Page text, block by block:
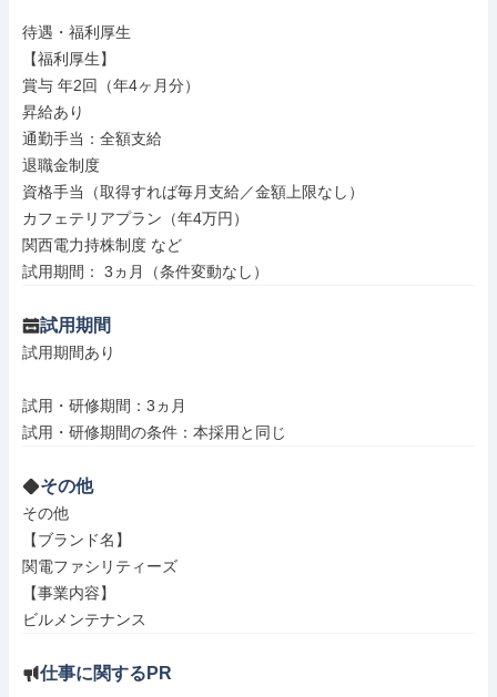
待遇・福利厚生
【福利厚生】
賞与 年2回（年4ヶ月分）
昇給あり
通勤手当：全額支給
退職金制度
資格手当（取得すれば毎月支給／金額上限なし）
カフェテリアプラン（年4万円）
関西電力持株制度 など
試用期間： 3ヵ月（条件変動なし）
試用期間
試用期間あり
試用・研修期間：3ヵ月
その他
その他
【ブランド名】
関電ファシリティーズ
【事業内容】
ビルメンテナンス
仕事に関するPR